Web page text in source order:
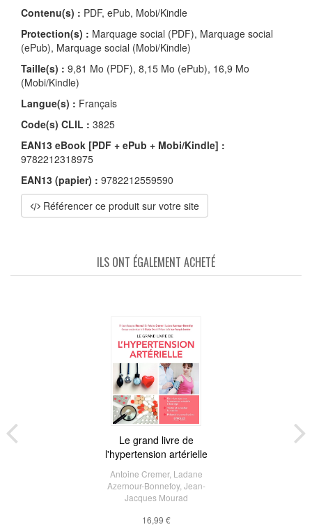
Contenu(s) : PDF, ePub, Mobi/Kindle
Protection(s) : Marquage social (PDF), Marquage social
(ePub), Marquage social (Mobi/Kindle)
Taille(s) : 9,81 Mo (PDF), 8,15 Mo (ePub), 16,9 Mo
(Mobi/Kindle)
Langue(s) : Français
Code(s) CLIL : 3825
EAN13 eBook [PDF + ePub + Mobi/Kindle] :
9782212318975
EAN13 (papier) : 9782212559590
Référencer ce produit sur votre site
ILS ONT ÉGALEMENT ACHETÉ
Le grand livre de
l'hypertension artérielle
Antoine Cremer, Ladane
Azernour-Bonnefoy, Jean-
Jacques Mourad
16,99 €